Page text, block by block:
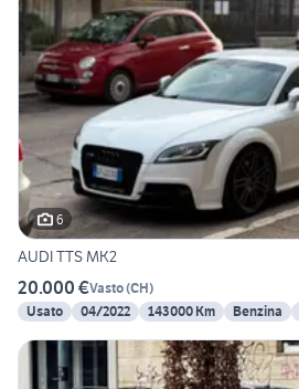
6
AUDI TTS MK2
20.000 €Vasto(CH)
Usato
04/2022 143000 Km Benzina